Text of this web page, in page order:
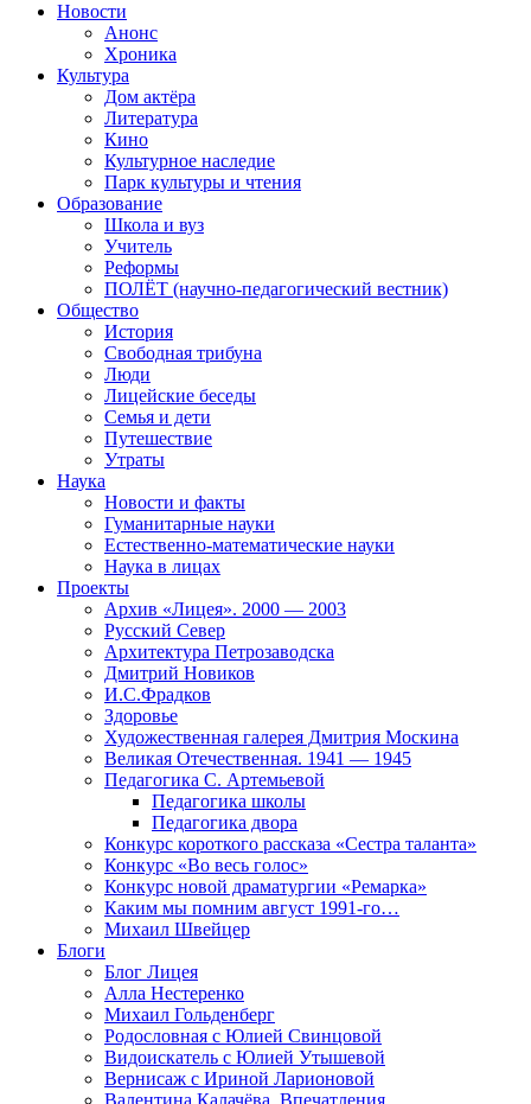
Новости
Анонс
Хроника
Культура
Дом актёра
Литература
Кино
Культурное наследие
Парк культуры и чтения
Образование
Школа и вуз
Учитель
Реформы
ПОЛЁТ (научно-педагогический вестник)
Общество
История
Свободная трибуна
Люди
Лицейские беседы
Семья и дети
Путешествие
Утраты
Наука
Новости и факты
Гуманитарные науки
Естественно-математические науки
Наука в лицах
Проекты
Архив «Лицея». 2000 — 2003
Русский Север
Архитектура Петрозаводска
Дмитрий Новиков
И.С.Фрадков
Здоровье
Художественная галерея Дмитрия Москина
Великая Отечественная. 1941 — 1945
Педагогика С. Артемьевой
Педагогика школы
Педагогика двора
Конкурс короткого рассказа «Сестра таланта»
Конкурс «Во весь голос»
Конкурс новой драматургии «Ремарка»
Каким мы помним август 1991-го…
Михаил Швейцер
Блоги
Блог Лицея
Алла Нестеренко
Михаил Гольденберг
Родословная с Юлией Свинцовой
Видоискатель с Юлией Утышевой
Вернисаж с Ириной Ларионовой